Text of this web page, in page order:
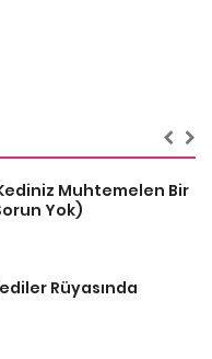
Muhtemelen Bir
Yok)
Rüyasında